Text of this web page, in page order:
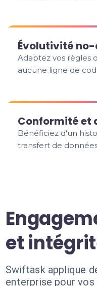
Évolutivité
Adaptez vos règles
aucune ligne de
Conformité et
Bénéficiez d'un
transfert de
et
Swiftask applique
enterprise pour